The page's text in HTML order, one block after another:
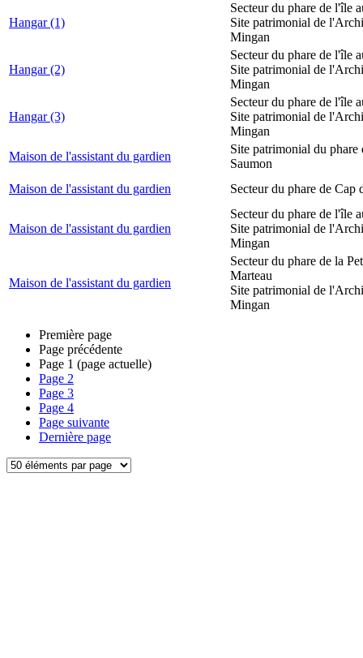
Hangar (1)
Secteur du phare de l'île
Site patrimonial de
Mingan
Hangar (2)
Secteur du phare de l'île
Site patrimonial de
Mingan
Hangar (3)
Secteur du phare de l'île
Site patrimonial de
Mingan
Maison de l'assistant du gardien
Site patrimonial du phare
Saumon
Maison de l'assistant du gardien
Secteur du phare de Cap
Maison de l'assistant du gardien
Secteur du phare de l'île
Site patrimonial de
Mingan
Maison de l'assistant du gardien
Secteur du phare de la
Marteau
Site patrimonial de
Mingan
Première page
Page précédente
Page 1 (page actuelle)
Page 2
Page 3
Page 4
Page suivante
Dernière page